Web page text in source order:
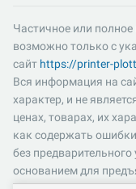
Частичное или
возможно только с
сайт https://printer-
Вся информация на
характер, и не
ценах, товарах, их
как содержать
без
основанием для